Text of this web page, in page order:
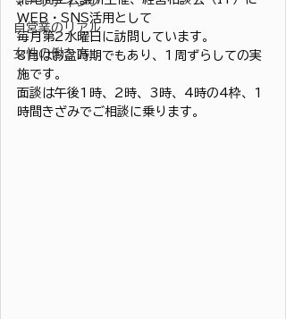
自営業のリアル
女性の働き方
WEB・SNS活用として
毎月第2水曜日に訪問しています。
8月はお盆時期でもあり、1周ずらしての実
施です。
面談は午後1時、2時、3時、4時の4枠、1
時間きざみでご相談に乗ります。